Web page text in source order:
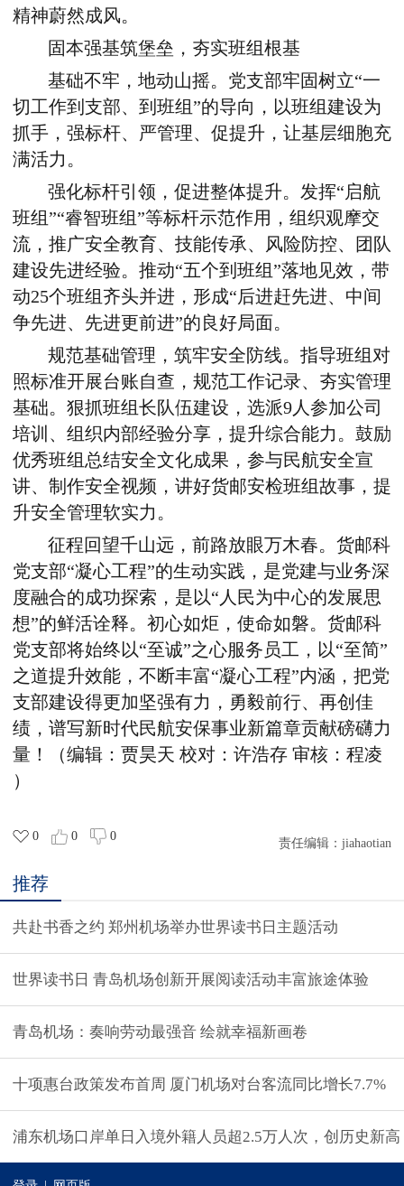
精神蔚然成风。
固本强基筑堡垒，夯实班组根基
基础不牢，地动山摇。党支部牢固树立“一
切工作到支部、到班组”的导向，以班组建设为
抓手，强标杆、严管理、促提升，让基层细胞充
满活力。
强化标杆引领，促进整体提升。发挥“启航
班组”“睿智班组”等标杆示范作用，组织观摩交
流，推广安全教育、技能传承、风险防控、团队
建设先进经验。推动“五个到班组”落地见效，带
动25个班组齐头并进，形成“后进赶先进、中间
争先进、先进更前进”的良好局面。
规范基础管理，筑牢安全防线。指导班组对
照标准开展台账自查，规范工作记录、夯实管理
基础。狠抓班组长队伍建设，选派9人参加公司
培训、组织内部经验分享，提升综合能力。鼓励
优秀班组总结安全文化成果，参与民航安全宣
讲、制作安全视频，讲好货邮安检班组故事，提
升安全管理软实力。
征程回望千山远，前路放眼万木春。货邮科
党支部“凝心工程”的生动实践，是党建与业务深
度融合的成功探索，是以“人民为中心的发展思
想”的鲜活诠释。初心如炬，使命如磐。货邮科
党支部将始终以“至诚”之心服务员工，以“至简”
之道提升效能，不断丰富“凝心工程”内涵，把党
支部建设得更加坚强有力，勇毅前行、再创佳
绩，谱写新时代民航安保事业新篇章贡献磅礴力
量！
（编辑： 贾昊天 校对： 许浩存 审核 ： 程凌
）
0 0 0
责任编辑： jiahaotian
推荐
共赴书香之约 郑州机场举办世界读书日主题活动
世界读书日 青岛机场创新开展阅读活动丰富旅途体验
青岛机场：奏响劳动最强音 绘就幸福新画卷
十项惠台政策发布首周 厦门机场对台客流同比增长7.7%
浦东机场口岸单日入境外籍人员超2.5万人次，创历史新高